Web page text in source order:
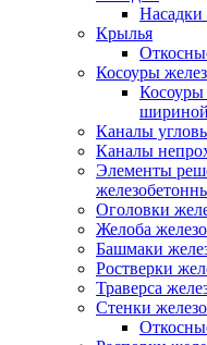
Насадки
Крылья
Косоуры
Косоуры
Каналы
Каналы
Элементы
Оголовки
Желоба
Башмаки
Ростверки
Траверса
Стенки